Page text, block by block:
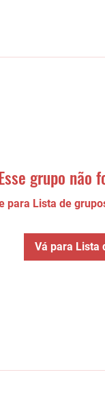
grupo não
para Lista de
Vá para Lista